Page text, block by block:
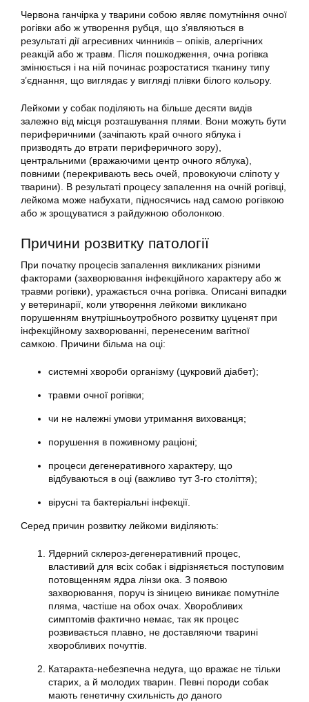
Червона ганчірка у тварини собою являє помутніння очної
рогівки або ж утворення рубця, що з’являються в
результаті дії агресивних чинників – опіків, алергічних
реакцій або ж травм. Після пошкодження, очна рогівка
змінюється і на ній починає розростатися тканину типу
з’єднання, що виглядає у вигляді плівки білого кольору.
Лейкоми у собак поділяють на більше десяти видів
залежно від місця розташування плями. Вони можуть бути
периферичними (зачіпають край очного яблука і
призводять до втрати периферичного зору),
центральними (вражаючими центр очного яблука),
повними (перекривають весь очей, провокуючи сліпоту у
тварини). В результаті процесу запалення на очній рогівці,
лейкома може набухати, підносячись над самою рогівкою
або ж зрощуватися з райдужною оболонкою.
Причини розвитку патології
При початку процесів запалення викликаних різними
факторами (захворювання інфекційного характеру або ж
травми рогівки), уражається очна рогівка. Описані випадки
у ветеринарії, коли утворення лейкоми викликано
порушенням внутрішньоутробного розвитку цуценят при
інфекційному захворюванні, перенесеним вагітної
самкою. Причини більма на оці:
системні хвороби організму (цукровий діабет);
травми очної рогівки;
чи не належні умови утримання вихованця;
порушення в поживному раціоні;
процеси дегенеративного характеру, що
відбуваються в оці (важливо тут 3-го століття);
вірусні та бактеріальні інфекції.
Серед причин розвитку лейкоми виділяють:
Ядерний склероз-дегенеративний процес,
властивий для всіх собак і відрізняється поступовим
потовщенням ядра лінзи ока. З появою
захворювання, поруч із зіницею виникає помутніле
пляма, частіше на обох очах. Хворобливих
симптомів фактично немає, так як процес
розвивається плавно, не доставляючи тварині
хворобливих почуттів.
Катаракта-небезпечна недуга, що вражає не тільки
старих, а й молодих тварин. Певні породи собак
мають генетичну схильність до даного